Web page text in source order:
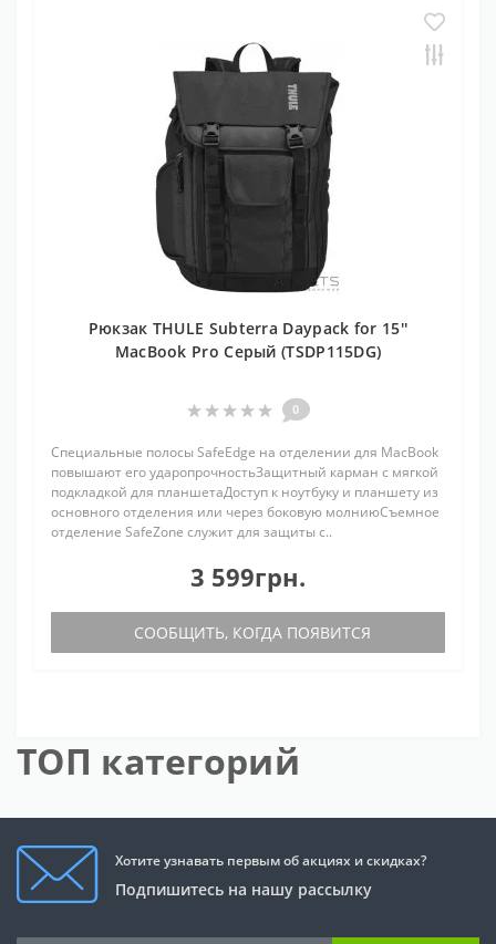
Рюкзак THULE Subterra Daypack for 15''
MacBook Pro Серый (TSDP115DG)
0
Специальные полосы SafeEdge на отделении для MacBook
повышают его ударопрочностьЗащитный карман с мягкой
подкладкой для планшетаДоступ к ноутбуку и планшету из
основного отделения или через боковую молниюСъемное
отделение SafeZone служит для защиты с..
3 599грн.
СООБЩИТЬ, КОГДА ПОЯВИТСЯ
ТОП категорий
Хотите узнавать первым об акциях и скидках?
Подпишитесь на нашу рассылку